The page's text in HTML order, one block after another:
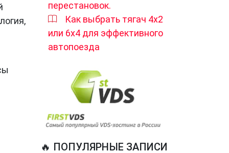
перестановок.
Как выбрать тягач 4х2
или 6х4 для эффективного
автопоезда
🔥 ПОПУЛЯРНЫЕ ЗАПИСИ